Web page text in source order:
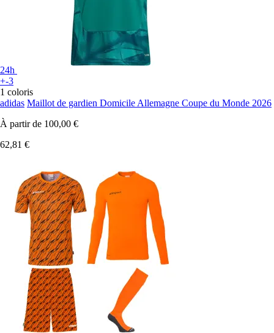
24h
+-3
1 coloris
adidas Maillot de gardien Domicile Allemagne Coupe du Monde 2026
À partir de 100,00 €
62,81 €